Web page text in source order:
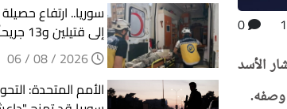
الأسد
وصفه.
سوريا.. ارتفاع
إلى قتيلين و13 جريحاً
الأمم المتحدة: